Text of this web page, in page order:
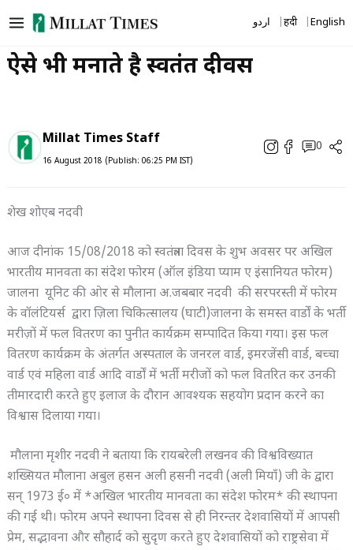
to
content
اردو हिंदी English
ऐसे भी मनाते है स्वतंत्रत दीवस
Millat Times Staff
16 August 2018 (Publish: 06:25 PM IST)
0
शेख शाेएब नदवी
आज दीनांक 15/08/2018 को स्वतंत्रता दिवस के शुभ अवसर पर अखिल
भारतीय मानवता का संदेश फोरम (ऑल इंडिया प्याम ए इंसानियत फोरम)
जालना यूनिट की ओर से मौलाना अ.जबबार नदवी की सरपरस्ती में फोरम
के वॉलंटियर्स द्वारा ज़िला चिकित्सालय (घाटी)जालना के समस्त वार्डों के भर्ती
मरीज़ों में फल वितरण का पुनीत कार्यक्रम सम्पादित किया गया। इस फल
वितरण कार्यक्रम के अंतर्गत अस्पताल के जनरल वार्ड, इमरजेंसी वार्ड, बच्चा
वार्ड एवं महिला वार्ड आदि वार्डों में भर्ती मरीजों को फल वितरित कर उनकी
तीमारदारी करते हुए इलाज के दौरान आवश्यक सहयोग प्रदान करने का
विश्वास दिलाया गया।
मौलाना मृशीर नदवी ने बताया कि रायबरेली लखनव की विश्वविख्यात
शख्सियत मौलाना अबुल हसन अली हसनी नदवी (अली मियाँ) जी के द्वारा
सन् 1973 ई० में *अखिल भारतीय मानवता का संदेश फोरम* की स्थापना
की गई थी। फोरम अपने स्थापना दिवस से ही निरन्तर देशवासियों में आपसी
प्रेम, सद्भावना और सौहार्द को सुदृण करते हुए देशवासियों को राष्ट्रसेवा में